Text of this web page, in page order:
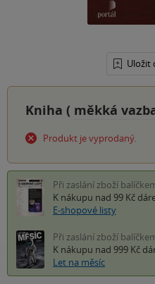
Uložit
Kniha ( měkká
Produkt je vyprodaný.
Při zaslání zboží
K nákupu nad 99 Kč
E-shopové listy
Při zaslání zboží
K nákupu nad 999 Kč
Let na měsíc